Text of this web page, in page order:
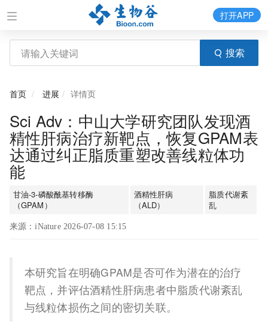
搜索
打开APP
首页 进展 详情页
Sci Adv：中山大学研究团队发现酒
精性肝病治疗新靶点，恢复GPAM表
达通过纠正脂质重塑改善线粒体功
能
甘油-3-磷酸酰基转移酶
（GPAM）
酒精性肝病
（ALD）
脂质代谢紊
乱
来源：iNature 2026-07-08 15:15
本研究旨在明确GPAM是否可作为潜在的治疗
靶点，并评估酒精性肝病患者中脂质代谢紊乱
与线粒体损伤之间的密切关联。